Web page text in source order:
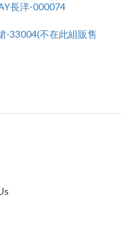
長洋-000074
-33004(不在此組販售